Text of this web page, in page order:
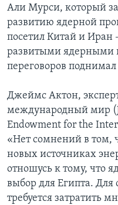
Али Мурси, который
развитию ядерной
посетил Китай и Иран
развитыми ядерными
переговоров
Джеймс Актон,
международный мир
Endowment for the
«Нет сомнений в том,
новых источниках
отношусь к тому, что
выбор для Египта. Для
требуется затратить